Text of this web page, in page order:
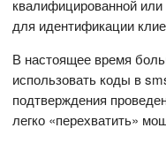
квалифицированной
для идентификации
В настоящее время
использовать коды в
подтверждения
легко «перехватить»